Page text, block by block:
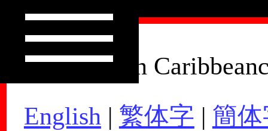
How to Join
English| 繁体字 | 簡